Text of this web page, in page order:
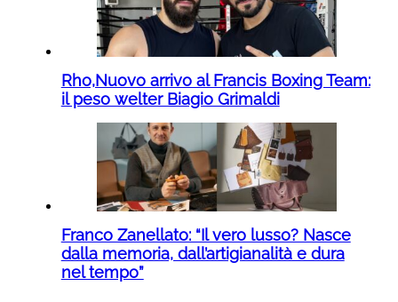
Rho,Nuovo arrivo al Francis Boxing Team:
il peso welter Biagio Grimaldi
Franco Zanellato: “Il vero lusso? Nasce
dalla memoria, dall’artigianalità e dura
nel tempo”